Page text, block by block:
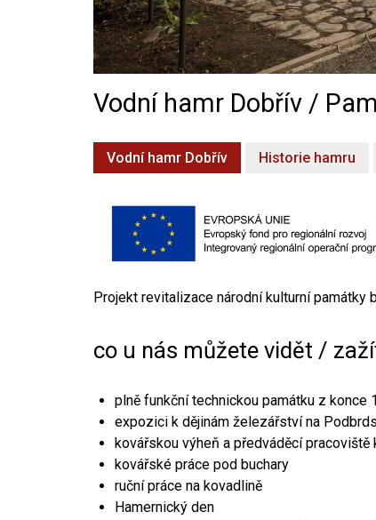
Vodní hamr Dobřív /
Vodní hamr Dobřív Historie hamru
Projekt revitalizace národní kulturní
co u nás můžete vidět /
plně funkční technickou památku z konce
expozici k dějinám železářství na
kovářskou výheň a předváděcí pracoviště
kovářské práce pod buchary
ruční práce na kovadlině
Hamernický den